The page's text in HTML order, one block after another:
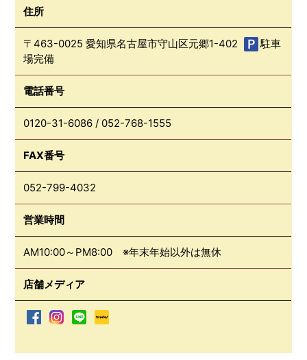
住所
〒463-0025 愛知県名古屋市守山区元郷1-402
駐車
場完備
電話番号
0120-31-6086 / 052-768-1555
FAX番号
052-799-4032
営業時間
AM10:00～PM8:00 ※年末年始以外は無休
店舗メディア